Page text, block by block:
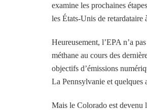
examine les prochaines
les États-Unis de retardataire
Heureusement, l’EPA n’a
méthane au cours des
objectifs d’émissions
La Pennsylvanie et quelques
Mais le Colorado est devenu